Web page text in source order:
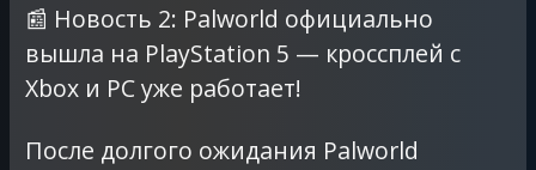
📰 Новость 2: Palworld официально
вышла на PlayStation 5 — кроссплей с
Xbox и PC уже работает!
После долгого ожидания Palworld